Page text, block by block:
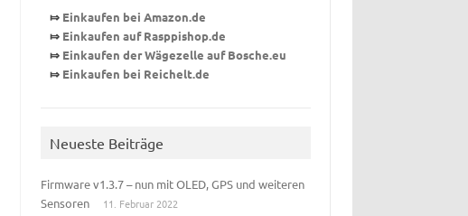
⤇ Einkaufen bei Amazon.de
⤇ Einkaufen auf Rasppishop.de
⤇ Einkaufen der Wägezelle auf Bosche.eu
⤇ Einkaufen bei Reichelt.de
Neueste Beiträge
Firmware v1.3.7 – nun mit OLED, GPS und weiteren
Sensoren
11. Februar 2022